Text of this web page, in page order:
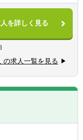
若しくは日本国内に
経験
くは導入サポート経験
グファームでの実務経
場するまでのサポー
られる内部統制の構
ついてのアバイスを
ロセスの整備支援
制度の構築、導入支
税制、関係法令及び
を詳しく見る
の求人一覧を見る